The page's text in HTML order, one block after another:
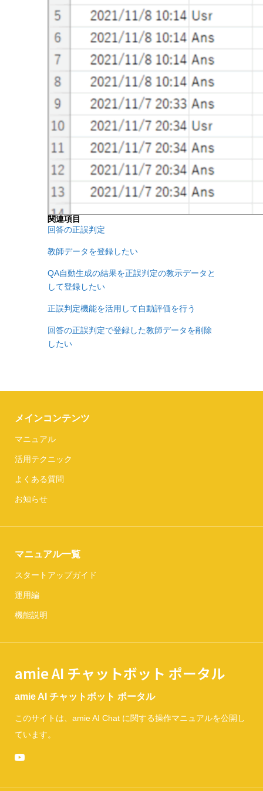
関連項目
回答の正誤判定
教師データを登録したい
QA自動生成の結果を正誤判定の教示データと
して登録したい
正誤判定機能を活用して自動評価を行う
回答の正誤判定で登録した教師データを削除
したい
メインコンテンツ
マニュアル
活用テクニック
よくある質問
お知らせ
マニュアル一覧
スタートアップガイド
運用編
機能説明
amie AI チャットボット ポータル
amie AI チャットボット ポータル
このサイトは、amie AI Chat に関する操作マニュアルを公開し
ています。